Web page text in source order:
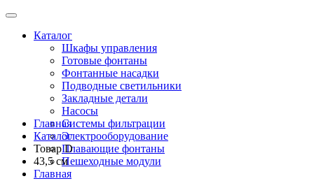
Каталог
Шкафы управления
Готовые фонтаны
Фонтанные насадки
Подводные светильники
Закладные детали
Насосы
Системы фильтрации
Электрооборудование
Плавающие фонтаны
Пешеходные модули
Главная
Главная
Каталог
Товар D
43,5 см